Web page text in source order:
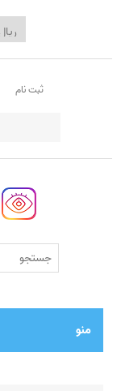
ثبت نام
منو